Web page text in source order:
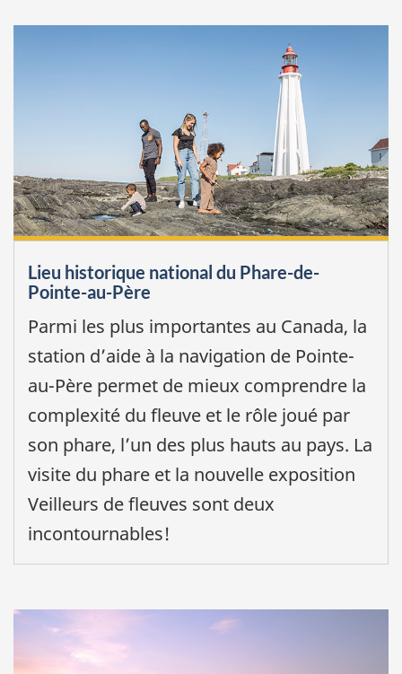
Lieu historique national du Phare-de-
Pointe-au-Père
Parmi les plus importantes au Canada, la
station d’aide à la navigation de Pointe-
au-Père permet de mieux comprendre la
complexité du fleuve et le rôle joué par
son phare, l’un des plus hauts au pays. La
visite du phare et la nouvelle exposition
Veilleurs de fleuves sont deux
incontournables!